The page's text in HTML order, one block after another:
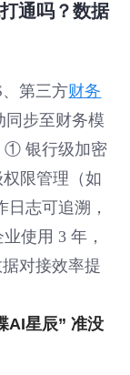
通吗？数据
第三方财务
同步至财务模
① 银行级加密
限管理（如
志可追溯，
使用 3 年，
对接效率提
AI星辰” 准没